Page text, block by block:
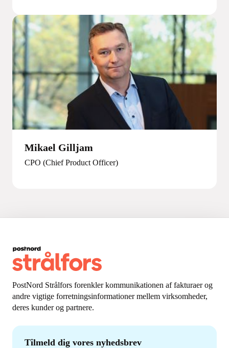
Mikael Gilljam
CPO (Chief Product Officer)
PostNord Strålfors forenkler kommunikationen af fakturaer og
andre vigtige forretningsinformationer mellem virksomheder,
deres kunder og partnere.
Tilmeld dig vores nyhedsbrev